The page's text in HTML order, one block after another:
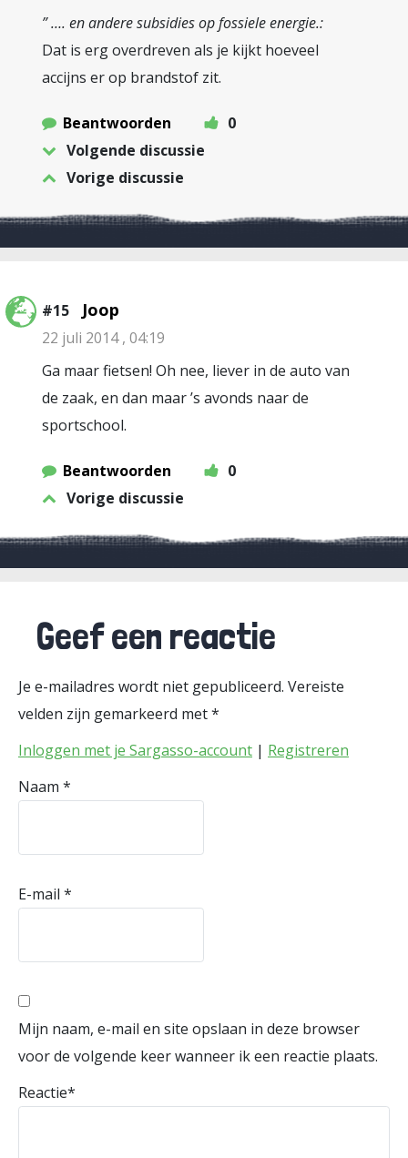
” …. en andere subsidies op fossiele energie.:
Dat is erg overdreven als je kijkt hoeveel
accijns er op brandstof zit.
Beantwoorden
0
Volgende discussie
Vorige discussie
#15 Joop
22 juli 2014 , 04:19
Ga maar fietsen! Oh nee, liever in de auto van
de zaak, en dan maar ’s avonds naar de
sportschool.
Beantwoorden
0
Vorige discussie
Geef een reactie
Je e-mailadres wordt niet gepubliceerd. Vereiste
velden zijn gemarkeerd met*
Inloggen met je Sargasso-account | Registreren
Naam *
E-mail *
Mijn naam, e-mail en site opslaan in deze browser
voor de volgende keer wanneer ik een reactie plaats.
Reactie*